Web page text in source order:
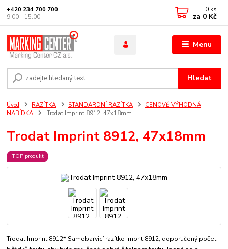
Menu
Hledat
+420 234 700 700
9:00 - 15:00
0 ks
za 0 Kč
Úvod RAZÍTKA STANDARDNÍ RAZÍTKA
CENOVĚ VÝHODNÁ
NABÍDKA
Trodat Imprint 8912, 47x18mm
Trodat Imprint 8912, 47x18mm
TOP produkt
Trodat Imprint 8912* Samobarvicí razítko Imprit 8912, doporučený počet